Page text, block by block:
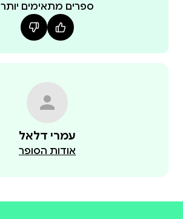
ספרים מתאימים יותר
עמרי דלאל
אודות הסופר